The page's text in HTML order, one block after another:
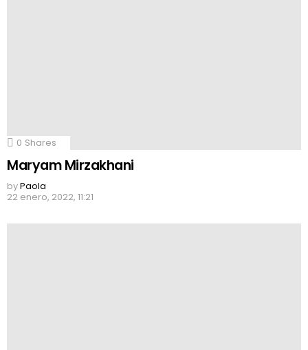
0 Shares
Maryam Mirzakhani
byPaola
22 enero, 2022, 11:21